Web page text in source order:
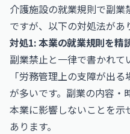
介護施設の就業規則で副
ですが、以下の対処法があ
対処1: 本業の就業規則を精
副業禁止と一律で書かれて
「労務管理上の支障が出
が多いです。副業の内容・
本業に影響しないことを
あります。